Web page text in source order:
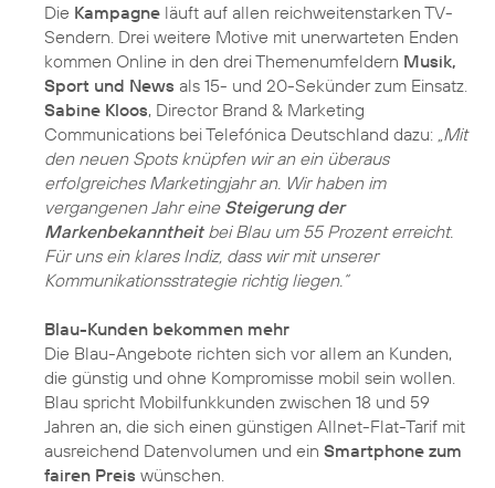
Die Kampagne läuft auf allen reichweitenstarken TV-
Sendern. Drei weitere Motive mit unerwarteten Enden
kommen Online in den drei Themenumfeldern Musik,
Sport und News als 15- und 20-Sekünder zum Einsatz.
Sabine Kloos, Director Brand & Marketing
Communications bei Telefónica Deutschland dazu: „Mit
den neuen Spots knüpfen wir an ein überaus
erfolgreiches Marketingjahr an. Wir haben im
vergangenen Jahr eine Steigerung der
Markenbekanntheitbei Blau um 55 Prozent erreicht.
Für uns ein klares Indiz, dass wir mit unserer
Kommunikationsstrategie richtig liegen.“
Blau-Kunden bekommen mehr
Die Blau-Angebote richten sich vor allem an Kunden,
die günstig und ohne Kompromisse mobil sein wollen.
Blau spricht Mobilfunkkunden zwischen 18 und 59
Jahren an, die sich einen günstigen Allnet-Flat-Tarif mit
ausreichend Datenvolumen und ein Smartphone zum
fairen Preis wünschen.